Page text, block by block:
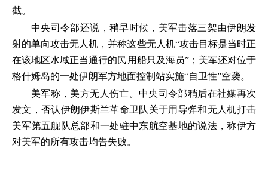
截。
中央司令部还说，稍早时候，美军击落三架由伊朗发
射的单向攻击无人机，并称这些无人机“攻击目标是当时正
在该地区水域正当通行的民用船只及海员”；美军还对位于
格什姆岛的一处伊朗军方地面控制站实施“自卫性”空袭。
美军称，美方无人伤亡。中央司令部稍后在社媒再次
发文，否认伊朗伊斯兰革命卫队关于用导弹和无人机打击
美军第五舰队总部和一处驻中东航空基地的说法，称伊方
对美军的所有攻击均告失败。